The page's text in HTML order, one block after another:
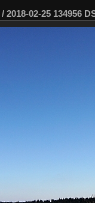
/ 2018-02-25 134956